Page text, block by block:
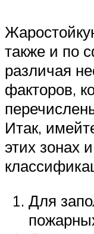
также и по
различая
факторов,
Итак,
этих зонах
Для